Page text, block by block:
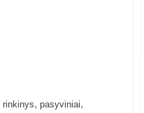
rinkinys, pasyviniai,